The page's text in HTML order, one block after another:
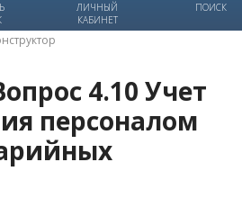
ЛИЧНЫЙ
КАБИНЕТ
ПОИСК
4.10 Учет
персоналом